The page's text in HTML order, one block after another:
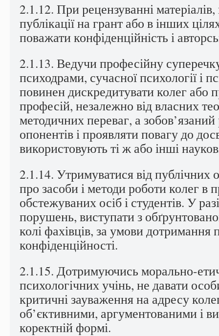
2.1.12. При рецензуванні
публікації на грант або в інших
поважати конфіденційність і
2.1.13. Ведучи професійну
психодрами, сучасної психології і
повинен дискредитувати колег або
професій, незалежно від власних
методичних переваг, а
опонентів і проявляти повагу до
використовують ті ж або інші
2.1.14. Утримуватися від публічних
про засоби і методи роботи колег в
обстежуваних осіб і студентів. У
порушень, виступати з
колі фахівців, за умови дотримання
конфіденційності.
2.1.15. Дотримуючись морально-
психологічних учінь, не давати
критичні зауваження на адресу
об’єктивними, аргументованими і
коректній формі.